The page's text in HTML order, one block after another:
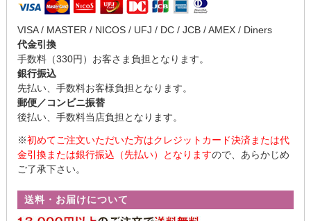
VISA / MASTER / NICOS / UFJ / DC / JCB / AMEX / Diners
代金引換
手数料（330円）お客さま負担となります。
銀行振込
先払い、手数料お客様負担となります。
郵便／コンビニ振替
後払い、手数料当店負担となります。
※初めてご注文いただいた方はクレジットカード決済または代
金引換または銀行振込（先払い）となりますので、あらかじめ
ご了承下さい。
送料・お届けについて